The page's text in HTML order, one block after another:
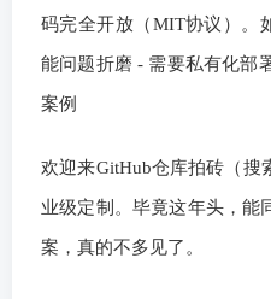
码完全开放（MIT协议）。
能问题折磨 - 需要私有化部
案例
欢迎来GitHub仓库拍砖（搜
业级定制。毕竟这年头，能
案，真的不多见了。